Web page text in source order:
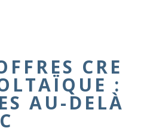
CRE
:
AU-DELÀ